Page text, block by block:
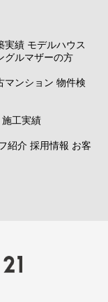
実績 モデルハウス
グルマザーの方
マンション 物件検
施工実績
紹介 採用情報 お客